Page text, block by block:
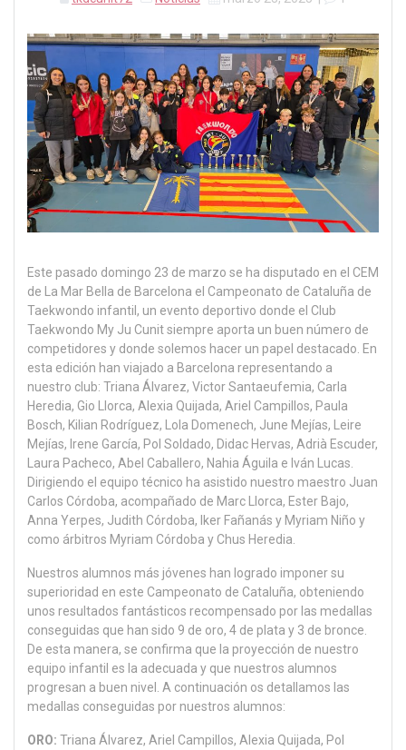
Este pasado domingo 23 de marzo se ha disputado en el CEM
de La Mar Bella de Barcelona el Campeonato de Cataluña de
Taekwondo infantil, un evento deportivo donde el Club
Taekwondo My Ju Cunit siempre aporta un buen número de
competidores y donde solemos hacer un papel destacado. En
esta edición han viajado a Barcelona representando a
nuestro club: Triana Álvarez, Victor Santaeufemia, Carla
Heredia, Gio Llorca, Alexia Quijada, Ariel Campillos, Paula
Bosch, Kilian Rodríguez, Lola Domenech, June Mejías, Leire
Mejías, Irene García, Pol Soldado, Didac Hervas, Adrià Escuder,
Laura Pacheco, Abel Caballero, Nahia Águila e Iván Lucas.
Dirigiendo el equipo técnico ha asistido nuestro maestro Juan
Carlos Córdoba, acompañado de Marc Llorca, Ester Bajo,
Anna Yerpes, Judith Córdoba, Iker Fañanás y Myriam Niño y
como árbitros Myriam Córdoba y Chus Heredia.
Nuestros alumnos más jóvenes han logrado imponer su
superioridad en este Campeonato de Cataluña, obteniendo
unos resultados fantásticos recompensado por las medallas
conseguidas que han sido 9 de oro, 4 de plata y 3 de bronce.
De esta manera, se confirma que la proyección de nuestro
equipo infantil es la adecuada y que nuestros alumnos
progresan a buen nivel. A continuación os detallamos las
medallas conseguidas por nuestros alumnos:
ORO: Triana Álvarez, Ariel Campillos, Alexia Quijada, Pol